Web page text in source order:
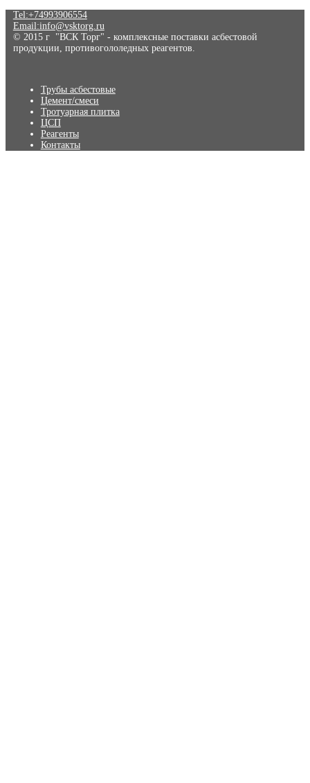
Tel:+74993906554
Email:info@vsktorg.ru
© 2015 г "ВСК Торг" - комплексные поставки асбестовой
продукции, противогололедных реагентов.
Трубы асбестовые
Цемент/смеси
Тротуарная плитка
ЦСП
Реагенты
Контакты